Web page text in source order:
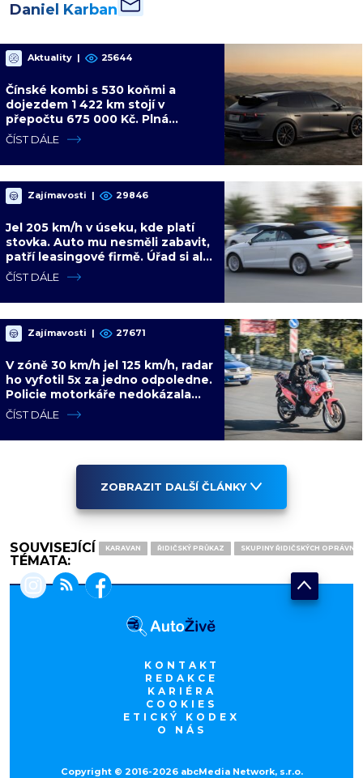
Daniel Karban
Aktuality | 25644
Čínské kombi s 530 koňmi a
dojezdem 1 422 km stojí v
přepočtu 675 000 Kč. Plná
výbava je v ceně, VW a BMW mají
problém
ČÍST DÁLE
Zajímavosti | 29846
Jel 205 km/h v úseku, kde platí
stovka. Auto mu nesměli zabavit,
patří leasingové firmě. Úřad si ale
poradil jinak
ČÍST DÁLE
Zajímavosti | 27671
V zóně 30 km/h jel 125 km/h, radar
ho vyfotil 5x za jedno odpoledne.
Policie motorkáře nedokázala
zastavit
ČÍST DÁLE
ZOBRAZIT DALŠÍ ČLÁNKY
SOUVISEJÍCÍ
TÉMATA:
KARAVAN ŘIDIČSKÝ PRŮKAZ SKUPINY ŘIDIČSKÝCH
KONTAKT
REDAKCE
KARIÉRA
COOKIES
ETICKÝ KODEX
O NÁS
Copyright © 2016-2026 abcMedia Network, s.r.o.